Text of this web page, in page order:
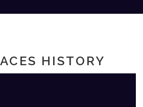
HISTORY